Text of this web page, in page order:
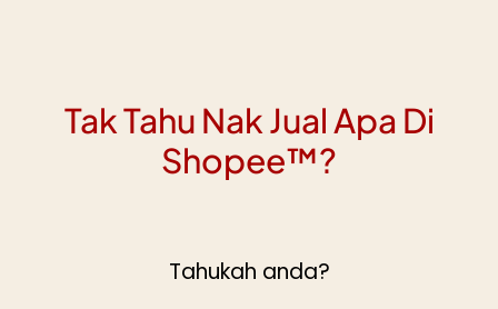
Tak Tahu Nak Jual Apa Di
Shopee™?
Tahukah anda?